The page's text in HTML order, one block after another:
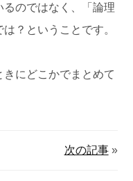
のではなく、「論理
？ということです。
にどこかでまとめて
次の記事»